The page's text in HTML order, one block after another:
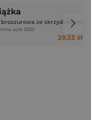
ze skrzydełkami
wyd. 2020
29,33 zł